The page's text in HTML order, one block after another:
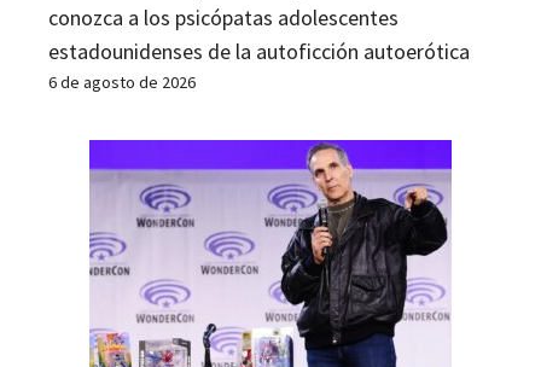
conozca a los psicópatas adolescentes
estadounidenses de la autoficción autoerótica
6 de agosto de 2026